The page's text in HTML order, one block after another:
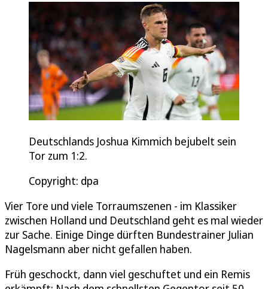
Deutschlands Joshua Kimmich bejubelt sein
Tor zum 1:2.
Copyright: dpa
Vier Tore und viele Torraumszenen - im Klassiker
zwischen Holland und Deutschland geht es mal wieder
zur Sache. Einige Dinge dürften Bundestrainer Julian
Nagelsmann aber nicht gefallen haben.
Früh geschockt, dann viel geschuftet und ein Remis